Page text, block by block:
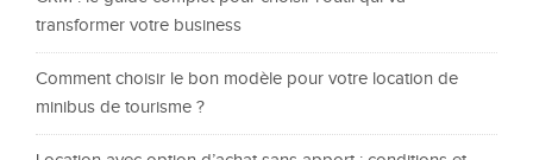
transformer votre business
Comment choisir le bon modèle pour votre location de
minibus de tourisme ?